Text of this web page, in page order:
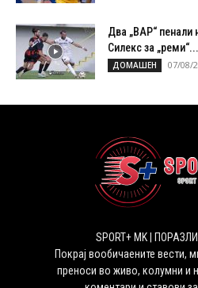
Два „ВАР“ пенали
Силекс за „реми“...
ДОМАШЕН 07/08/
SPORT+ MK |
Покрај вообичаените вести,
преноси во живо, колумни и